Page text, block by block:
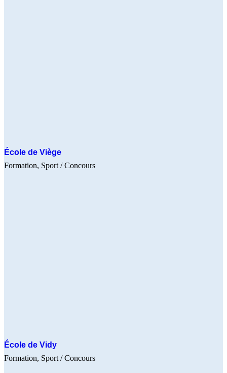
École de Viège
Formation Sport / Concours
École de Vidy
Formation Sport / Concours